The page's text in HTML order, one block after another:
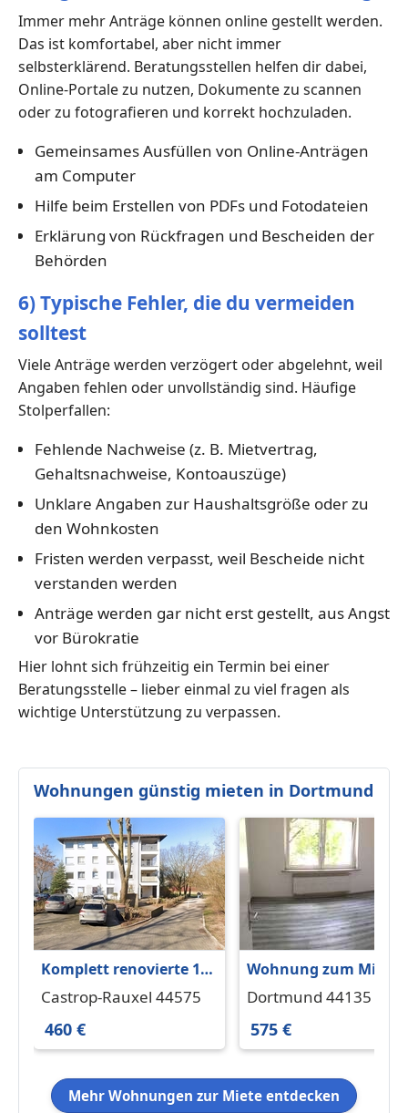
Immer mehr Anträge können online gestellt werden.
Das ist komfortabel, aber nicht immer
selbsterklärend. Beratungsstellen helfen dir dabei,
Online-Portale zu nutzen, Dokumente zu scannen
oder zu fotografieren und korrekt hochzuladen.
Gemeinsames Ausfüllen von Online-Anträgen
am Computer
Hilfe beim Erstellen von PDFs und Fotodateien
Erklärung von Rückfragen und Bescheiden der
Behörden
6) Typische Fehler, die du vermeiden
solltest
Viele Anträge werden verzögert oder abgelehnt, weil
Angaben fehlen oder unvollständig sind. Häufige
Stolperfallen:
Fehlende Nachweise (z. B. Mietvertrag,
Gehaltsnachweise, Kontoauszüge)
Unklare Angaben zur Haushaltsgröße oder zu
den Wohnkosten
Fristen werden verpasst, weil Bescheide nicht
verstanden werden
Anträge werden gar nicht erst gestellt, aus Angst
vor Bürokratie
Hier lohnt sich frühzeitig ein Termin bei einer
Beratungsstelle – lieber einmal zu viel fragen als
wichtige Unterstützung zu verpassen.
Wohnungen günstig mieten in Dortmund
Komplett renovierte 1-
Zimmer-Wohnung
Castrop-Rauxel 44575
460 €
Wohnung zum Mieten
in Dortmund 575 € 70
Dortmund 44135
575 €
Mehr Wohnungen zur Miete entdecken